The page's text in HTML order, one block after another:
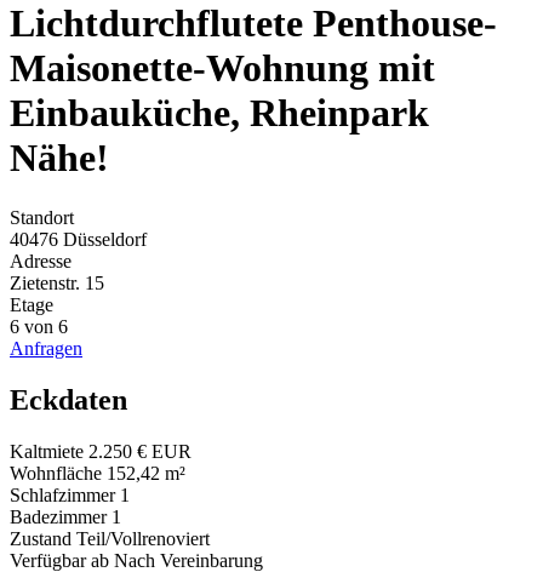
Lichtdurchflutete Penthouse-
Maisonette-Wohnung mit
Einbauküche, Rheinpark
Nähe!
Standort
40476 Düsseldorf
Adresse
Zietenstr. 15
Etage
6 von 6
Anfragen
Eckdaten
Kaltmiete 2.250 € EUR
Wohnfläche 152,42 m²
Schlafzimmer 1
Badezimmer 1
Zustand Teil/Vollrenoviert
Verfügbar ab Nach Vereinbarung